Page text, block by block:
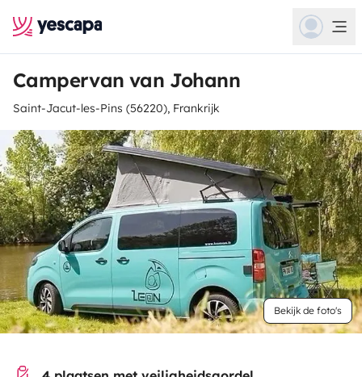
Campervan van Johann
Saint-Jacut-les-Pins (56220), Frankrijk
Bekijk de foto's